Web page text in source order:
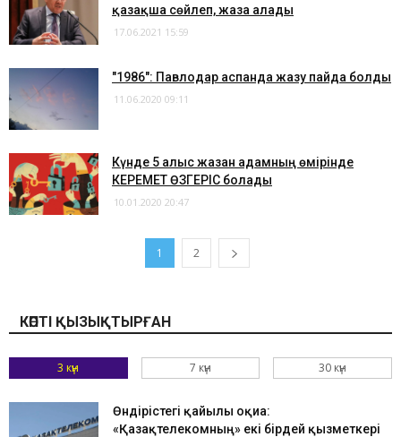
қазақша сөйлеп, жаза алады
17.06.2021 15:59
"1986": Павлодар аспанда жазу пайда болды
11.06.2020 09:11
Күнде 5 алғыс жазған адамның өмірінде
КЕРЕМЕТ ӨЗГЕРІС болады
10.01.2020 20:47
1 2
КӨПТІ ҚЫЗЫҚТЫРҒАН
3 күн 7 күн 30 күн
Өндірістегі қайғылы оқиға:
«Қазақтелекомның» екі бірдей қызметкері